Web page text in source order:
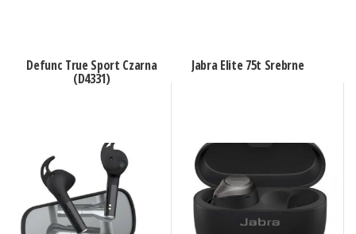
Defunc True Sport Czarna
(D4331)
Jabra Elite 75t Srebrne